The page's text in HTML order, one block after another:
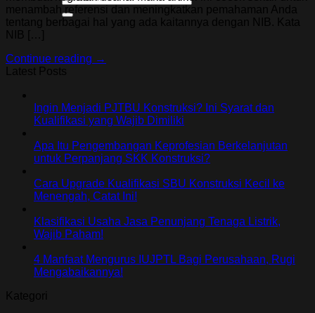
menambah referensi dan meningkatkan pemahaman Anda
tentang berbagai hal yang ada kaitannya dengan NIB. Kata
NIB […]
Continue reading →
Latest Posts
Ingin Menjadi PJTBU Konstruksi? Ini Syarat dan
Kualifikasi yang Wajib Dimiliki
Apa Itu Pengembangan Keprofesian Berkelanjutan
untuk Perpanjang SKK Konstruksi?
Cara Upgrade Kualifikasi SBU Konstruksi Kecil ke
Menengah, Catat Ini!
Klasifikasi Usaha Jasa Penunjang Tenaga Listrik,
Wajib Paham!
4 Manfaat Mengurus IUJPTL Bagi Perusahaan, Rugi
Mengabaikannya!
Kategori